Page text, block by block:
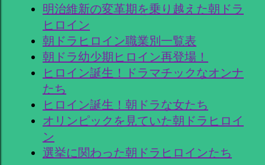
明治維新の変革期を乗り越えた朝ドラ
ヒロイン
朝ドラヒロイン職業別一覧表
朝ドラ幼少期ヒロイン再登場！
ヒロイン誕生！ドラマチックなオンナ
たち
ヒロイン誕生！朝ドラな女たち
オリンピックを見ていた朝ドラヒロイ
ン
選挙に関わった朝ドラヒロインたち